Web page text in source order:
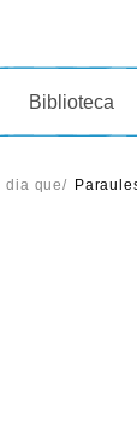
Biblioteca
dia que/